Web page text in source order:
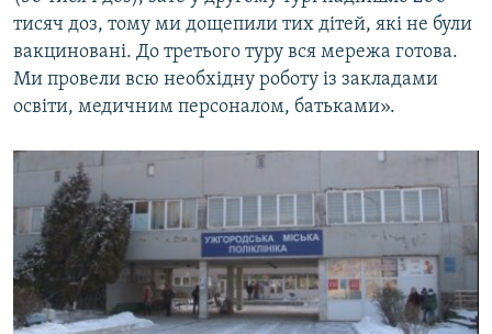
тисяч доз, тому ми дощепили тих дітей, які не були
вакциновані. До третього туру вся мережа готова.
Ми провели всю необхідну роботу із закладами
освіти, медичним персоналом, батьками».